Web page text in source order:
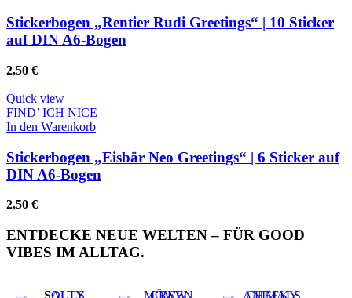
Stickerbogen „Rentier Rudi Greetings“ | 10 Sticker
auf DIN A6-Bogen
2,50 €
Quick view
FIND’ ICH NICE
In den Warenkorb
Stickerbogen „Eisbär Neo Greetings“ | 6 Sticker auf
DIN A6-Bogen
2,50 €
ENTDECKE NEUE WELTEN – FÜR GOOD
VIBES IM ALLTAG.